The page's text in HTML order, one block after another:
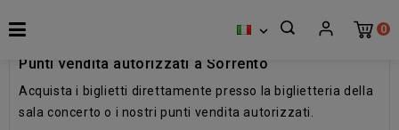
0

Punti vendita autorizzati a Sorrento
Acquista i biglietti direttamente presso la biglietteria della
sala concerto o i nostri punti vendita autorizzati.